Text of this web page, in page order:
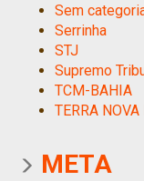
Sem
Serrinha
STJ
Supremo
TCM-BAHIA
TERRA
META